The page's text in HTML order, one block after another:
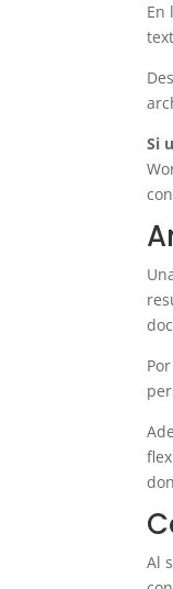
En
Si
Al